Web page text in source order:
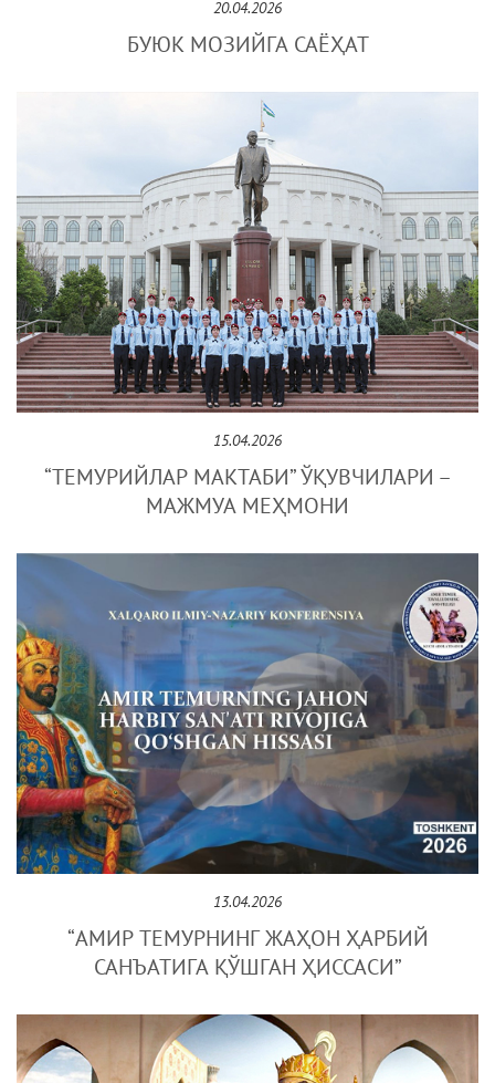
20.04.2026
БУЮК МОЗИЙГА САЁҲАТ
15.04.2026
“ТЕМУРИЙЛАР МАКТАБИ” ЎҚУВЧИЛАРИ –
МАЖМУА МЕҲМОНИ
13.04.2026
“АМИР ТЕМУРНИНГ ЖАҲОН ҲАРБИЙ
САНЪАТИГА ҚЎШГАН ҲИССАСИ”